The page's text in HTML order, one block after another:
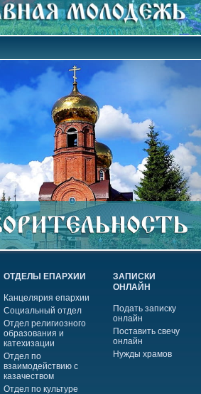
ОТДЕЛЫ ЕПАРХИИ
Канцелярия епархии
Социальный отдел
Отдел религиозного
образования и
катехизации
Отдел по
взаимодействию с
казачеством
Отдел по культуре
ЗАПИСКИ
ОНЛАЙН
Подать записку
онлайн
Поставить свечу
онлайн
Нужды храмов